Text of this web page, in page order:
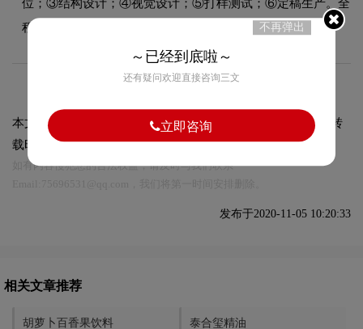
位；③结构设计；④视觉设计；⑤打样测试；⑥定稿生产。全
程约需15-30个工作日。
本文标题和链接 欧拉抽纸: https://logo9.net/works/327.html
转
载时请注明出处为诗宸标志设计及本链接!
如有内容侵犯您的合法权益，请及时与我们联系
发布于2020-11-05 10:20:33
相关文章推荐
胡萝卜百香果饮料 泰合玺精油
不再弹出
～已经到底啦～
还有疑问欢迎直接咨询三文
立即咨询